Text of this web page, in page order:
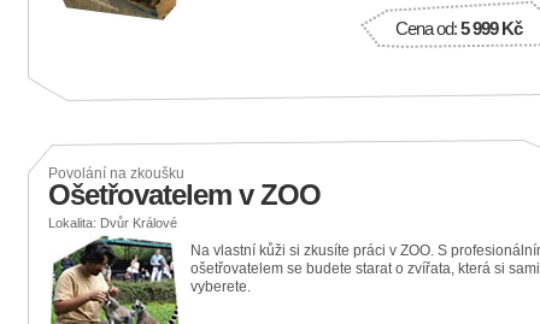
Cena od:5 999 Kč
Povolání na zkoušku
Ošetřovatelem v ZOO
Lokalita: Dvůr Králové
Na vlastní kůži si zkusíte práci v ZOO. S
ošetřovatelem se budete starat o zvířata, která si sami
vyberete.